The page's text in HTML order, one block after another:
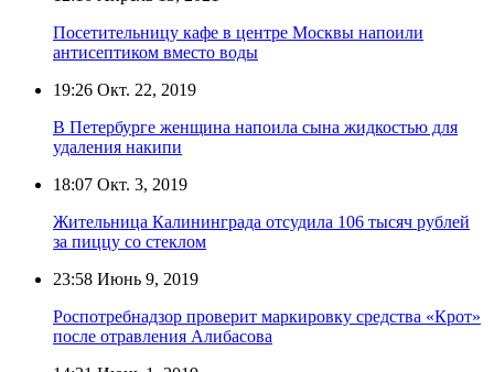
Посетительницу кафе в центре Москвы напоили
антисептиком вместо воды
19:26 Окт. 22, 2019
В Петербурге женщина напоила сына жидкостью для
удаления накипи
18:07 Окт. 3, 2019
Жительница Калининграда отсудила 106 тысяч рублей
за пиццу со стеклом
23:58 Июнь 9, 2019
Роспотребнадзор проверит маркировку средства «Крот»
после отравления Алибасова